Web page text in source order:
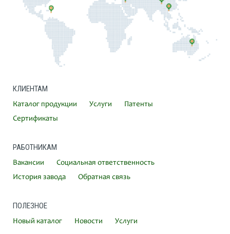
КЛИЕНТАМ
Каталог продукции Услуги
Патенты
Сертификаты
РАБОТНИКАМ
Вакансии
Социальная ответственность
История завода
Обратная связь
ПОЛЕЗНОЕ
Новый каталог Новости Услуги